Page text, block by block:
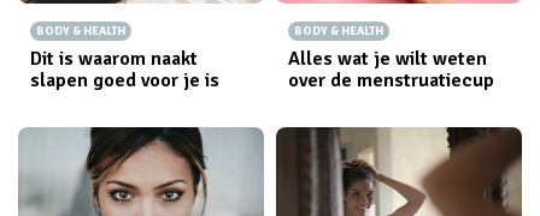
BODY & HEALTH
Dit is waarom naakt
slapen goed voor je is
BODY & HEALTH
Alles wat je wilt weten
over de menstruatiecup